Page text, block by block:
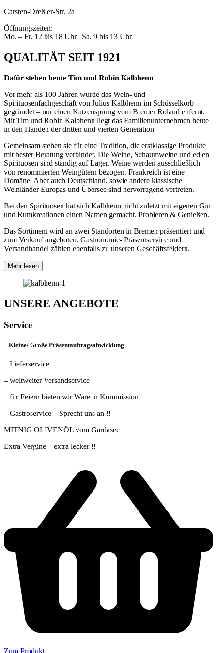
Carsten-Dreßler-Str. 2a
Öffnungszeiten:
Mo. – Fr. 12 bis 18 Uhr | Sa. 9 bis 13 Uhr
QUALITÄT SEIT 1921
Dafür stehen heute Tim und Robin Kalbhenn
Vor mehr als 100 Jahren wurde das Wein- und
Spirituosenfachgeschäft von Julius Kalbhenn im Schüsselkorb
gegründet – nur einen Katzensprung vom Bremer Roland enfernt.
Mit Tim und Robin Kalbhenn liegt das Familienunternehmen heute
in den Händen der dritten und vierten Generation.
Gemeinsam stehen sie für eine Tradition, die erstklassige Produkte
mit bester Beratung verbindet. Die Weine, Schaumweine und edlen
Spirituosen sind ständig auf Lager. Weine werden ausschließlich
von renommierten Weingütern bezogen. Frankreich ist eine
Domäne. Aber auch Deutschland, sowie andere klassische
Weinländer Europas und Übersee sind hervorragend vertreten.
Bei den Spirituosen hat sich Kalbhenn nicht zuletzt mit eigenen Gin-
und Rumkreationen einen Namen gemacht. Probieren & Genießen.
Das Sortiment wird an zwei Standorten in Bremen präsentiert und
zum Verkauf angeboten. Gastronomie- Präsentservice und
Versandhandel zählen ebenfalls zu unseren Geschäftsfeldern.
Mehr lesen
UNSERE ANGEBOTE
Service
– Kleine/ Große Präsentauftragsabwicklung
– Lieferservice
– weltweiter Versandservice
– für Feiern bieten wir Ware in Kommission
– Gastroservice – Sprecht uns an !!
MITNIG OLIVENÖL vom Gardasee
Extra Vergine – extra lecker !!
Zum Produkt